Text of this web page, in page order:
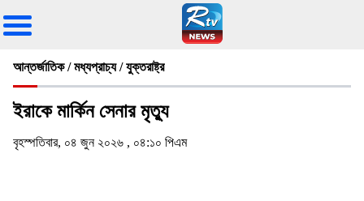
আন্তর্জাতিক / মধ্যপ্রাচ্য / যুক্তরাষ্ট্র
ইরাকে মার্কিন সেনার মৃত্যু
বৃহস্পতিবার, ০৪ জুন ২০২৬ , ০৪:১০ পিএম